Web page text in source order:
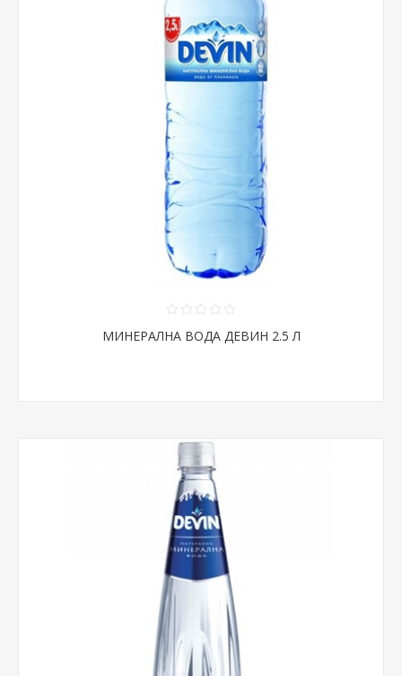
МИНЕРАЛНА ВОДА ДЕВИН 2.5 Л